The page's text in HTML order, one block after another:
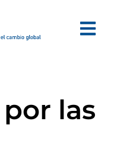
las